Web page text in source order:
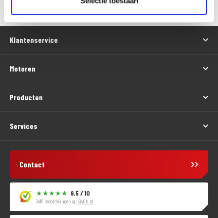
Klantenservice
Motoren
Producten
Services
Contact
9,5 / 10
3415 beoordelingen op KiyOh.nl